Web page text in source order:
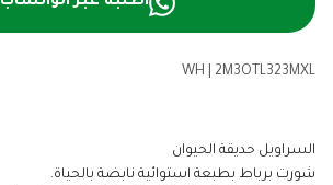
WH 2M3OTL323MXL
السراويل حديقة الحيوان
شورت برباط بطبعة استوائية نابضة بالحياة.